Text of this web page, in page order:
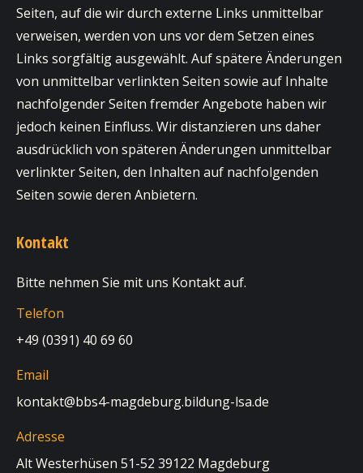
Seiten, auf die wir durch externe Links unmittelbar
verweisen, werden von uns vor dem Setzen eines
Links sorgfältig ausgewählt. Auf spätere Änderungen
von unmittelbar verlinkten Seiten sowie auf Inhalte
nachfolgender Seiten fremder Angebote haben wir
jedoch keinen Einfluss. Wir distanzieren uns daher
ausdrücklich von späteren Änderungen unmittelbar
verlinkter Seiten, den Inhalten auf nachfolgenden
Seiten sowie deren Anbietern.
Kontakt
Bitte nehmen Sie mit uns Kontakt auf.
Telefon
+49 (0391) 40 69 60
Email
kontakt@bbs4-magdeburg.bildung-lsa.de
Adresse
Alt Westerhüsen 51-52 39122 Magdeburg